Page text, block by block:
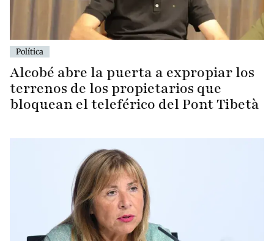
Política
Alcobé abre la puerta a expropiar los
terrenos de los propietarios que
bloquean el teleférico del Pont Tibetà